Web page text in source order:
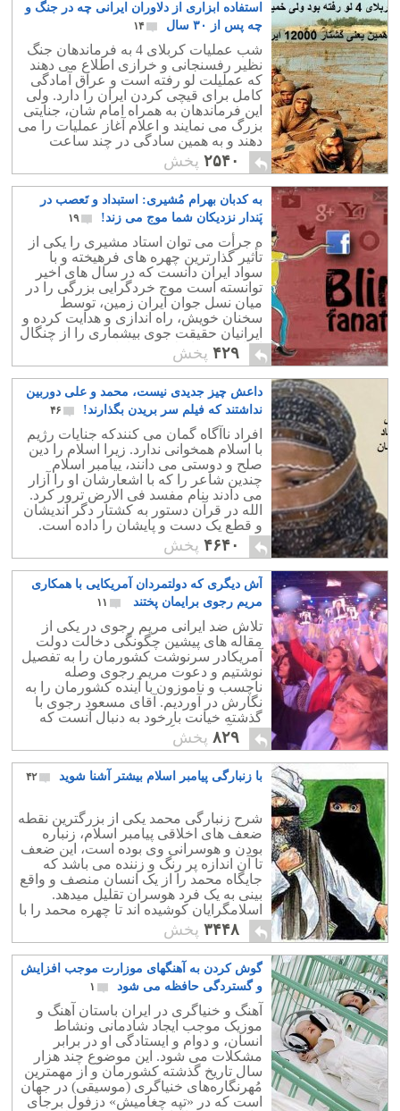
استفاده ابزاری از دلاوران ایرانی چه در جنگ و
چه پس از ۳۰ سال
۱۴
شب عملیات کربلای 4 به فرماندهان جنگ
نظیر رفسنجانی و خرازی اطلاع می دهند
که عملیلت لو رفته است و عراق آمادگی
کامل برای قیچی کردن ایران را دارد. ولی
این فرماندهان به همراه امام شان، جنایتی
بزرگ می نمایند و اعلام آغاز عملیات را می
دهند و به همین سادگی در چند ساعت
12000 ایرانی کشته و 4000 اسیر می شوند!۲۵۴۰ پخش
به کدبان بهرام مُشیری: استبداد و تَعصب در
پَندار نزدیکان شما موج می زند!
۱۹
ه جرأت می توان استاد مشیری را یکی از
تأثیر گذارترین چهره های فرهیخته و با
سواد ایران دانست که در سال های اخیر
توانسته است موج خردگرایی بزرگی را در
میان نسل جوان ایران زمین، توسط
سخنان خویش، راه اندازی و هدایت کرده و
ایرانیان حقیقت جوی بیشماری را از چنگال
اسارت دین اسلام و خرافات برهاند.
۴۲۹ پخش
داعش چیز جدیدی نیست، محمد و علی دوربین
نداشتند که فیلم سر بریدن بگذارند!
۴۶
افراد ناآگاه گمان می کنندکه جنایات رژیم
با اسلام همخوانی ندارد. زیرا اسلام را دین
صلح و دوستی می دانند، ییامبر اسلام
چندین شاعر را که با اشعارشان او را آزار
می دادند بنام مفسد فی الارض ترور کرد.
الله در قرآن دستور به کشتار دگر اندیشان
و قطع یک دست و پایشان را داده است.
۴۶۴۰ پخش
آش دیگری که دولتمردان آمریکایی با همکاری
مریم رجوی برایمان پختند
۱۱
تلاش ضد ایرانی مریم رجوی در یکی از
مقاله های پیشین چگونگی دخالت دولت
آمریکادر سرنوشت کشورمان را به تفصیل
نوشتیم و دعوت مریم رجوی وصله
ناچسب و ناموزون با آینده کشورمان را به
نگارش در آوردیم. آقای مسعود رجوی با
گذشته خیانت بارخود به دنبال آنست که
رژیم آخوندی دیگری مشابه رژیم کنونی در
ایران برپا کند.
۸۲۹ پخش
با زنبارگی پیامبر اسلام بیشتر آشنا شوید ۴۲
شرح زنبارگی محمد یکی از بزرگترین نقطه
ضعف های اخلاقی پیامبر اسلام، زنباره
بودن و هوسرانی وی بوده است، این ضعف
تا آن اندازه پر رنگ و زننده می باشد که
جایگاه محمد را از یک انسان منصف و واقع
بینی به یک فرد هوسران تقلیل میدهد.
اسلامگرایان کوشیده اند تا چهره محمد را با
دروغ های شاخدار خودخوب نشان دهند.
۳۴۴۸ پخش
گوش کردن به آهنگهای موزارت موجب افزایش
و گستردگی حافظه می شود
۱
آهنگ و خنیاگری در ایران باستان آهنگ و
موزیک موجب ایجاد شادمانی ونشاط
انسان، و دوام و ایستادگی او در برابر
مشکلات می شود. این موضوع چند هزار
سال تاریخ گذشته کشورمان و از مهمترین
مُهرنگاره‌های خنیاگری (موسیقی) در جهان
است که در «تپه چغامیش» دزفول برجای